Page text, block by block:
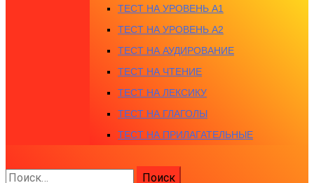
ТЕСТ НА УРОВЕНЬ A1
ТЕСТ НА УРОВЕНЬ A2
ТЕСТ НА АУДИРОВАНИЕ
ТЕСТ НА ЧТЕНИЕ
ТЕСТ НА ЛЕКСИКУ
ТЕСТ НА ГЛАГОЛЫ
ТЕСТ НА ПРИЛАГАТЕЛЬНЫЕ
Найти: